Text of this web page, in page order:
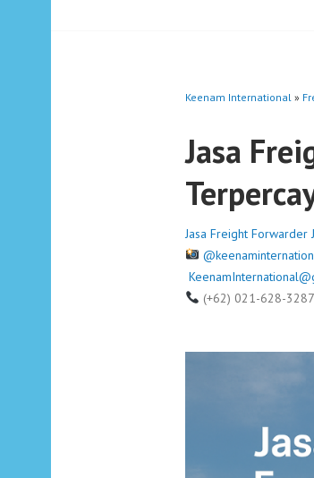
Keenam International »
Jasa
Jasa Freight Forwarder
(+62) 021-628-